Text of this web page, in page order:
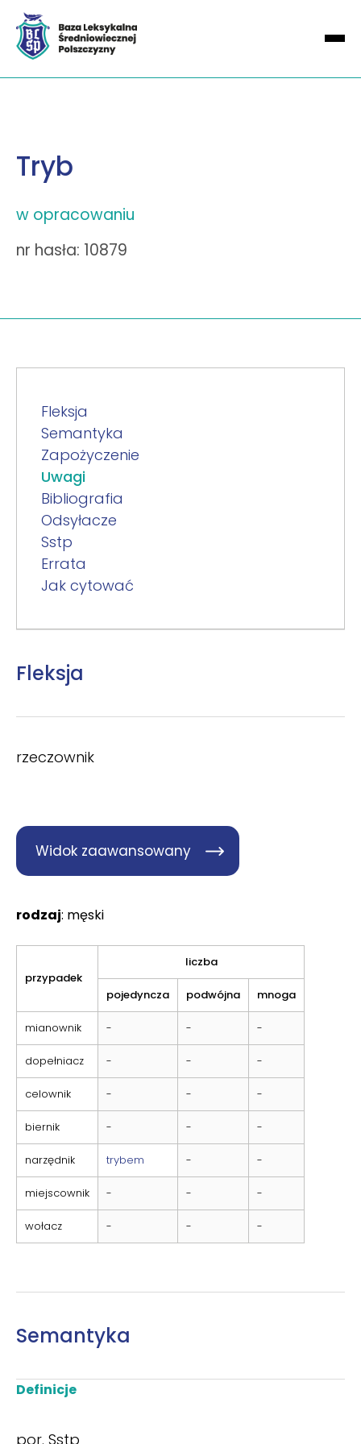
Tryb
w opracowaniu
nr hasła: 10879
Fleksja
Semantyka
Zapożyczenie
Uwagi
Bibliografia
Odsyłacze
Sstp
Errata
Jak cytować
Fleksja
rzeczownik
Widok zaawansowany
rodzaj: męski
przypadek
liczba
pojedyncza podwójna mnoga
mianownik - - -
dopełniacz - - -
celownik - - -
biernik - - -
narzędnik trybem - -
miejscownik - - -
wołacz - - -
Semantyka
Definicje
por. Sstp